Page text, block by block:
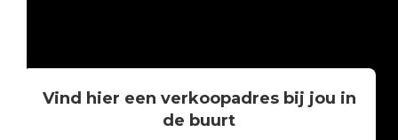
Vind hier een verkoopadres bij jou in
de buurt